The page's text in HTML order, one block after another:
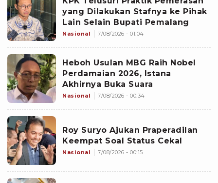
yang Dilakukan Stafnya ke Pihak
Lain Selain Bupati Pemalang
Nasional 7/08/2026 - 01:04
Heboh Usulan MBG Raih Nobel
Perdamaian 2026, Istana
Akhirnya Buka Suara
Nasional 7/08/2026 - 00:34
Roy Suryo Ajukan Praperadilan
Keempat Soal Status Cekal
Nasional 7/08/2026 - 00:15